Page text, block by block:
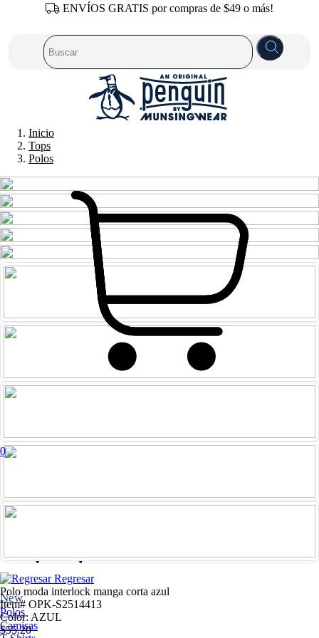
ENVÍOS GRATIS por compras de $49 o más!
0
New
Polos
Camisas
Inicio
Tops
Polos
Regresar
Polo moda interlock manga corta azul
Item# OPK-S2514413
Color: AZUL
$55.20